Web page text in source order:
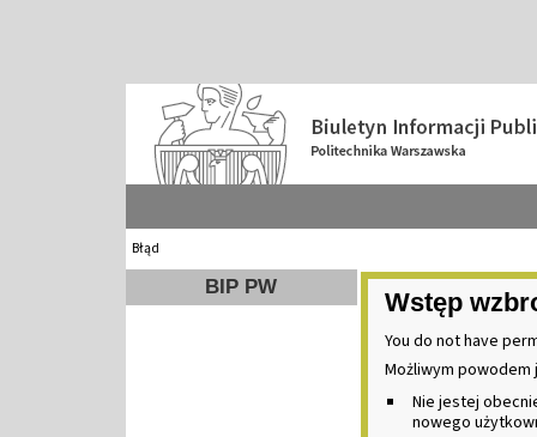
Błąd
BIP PW
Wstęp
You do not have
Możliwym powodem
Nie jestej
nowego